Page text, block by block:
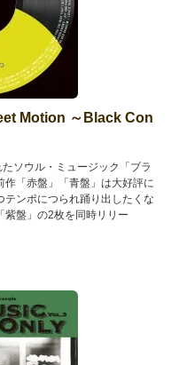
Motion ～Black Con
ソウル・ミュージック「ブラ
作「赤盤」「青盤」は大好評に
テンポにつられ踊り出したくな
紫盤」の2枚を同時リリー